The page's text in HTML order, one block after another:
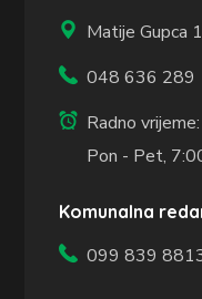
Matije Gupca
048 636 289
Radno vrijeme:
Pon - Pet,
Komunalna
099 839